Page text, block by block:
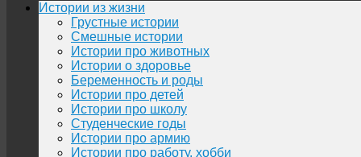
Истории из жизни
Грустные истории
Смешные истории
Истории про животных
Истории о здоровье
Беременность и роды
Истории про детей
Истории про школу
Студенческие годы
Истории про армию
Истории про работу, хобби